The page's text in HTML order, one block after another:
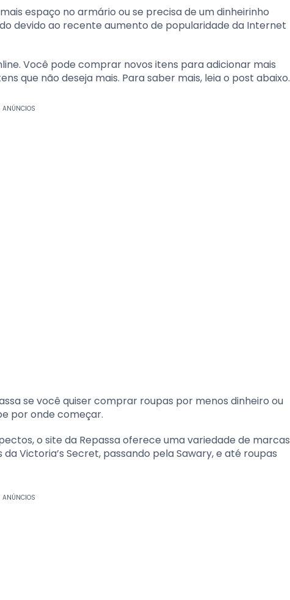
espaço no armário ou se precisa de um dinheirinho
devido ao recente aumento de popularidade da Internet
Você pode comprar novos itens para adicionar mais
que não deseja mais. Para saber mais, leia o post abaixo.
ANÚNCIOS
se você quiser comprar roupas por menos dinheiro ou
por onde começar.
o site da Repassa oferece uma variedade de marcas
Victoria’s Secret, passando pela Sawary, e até roupas
ANÚNCIOS